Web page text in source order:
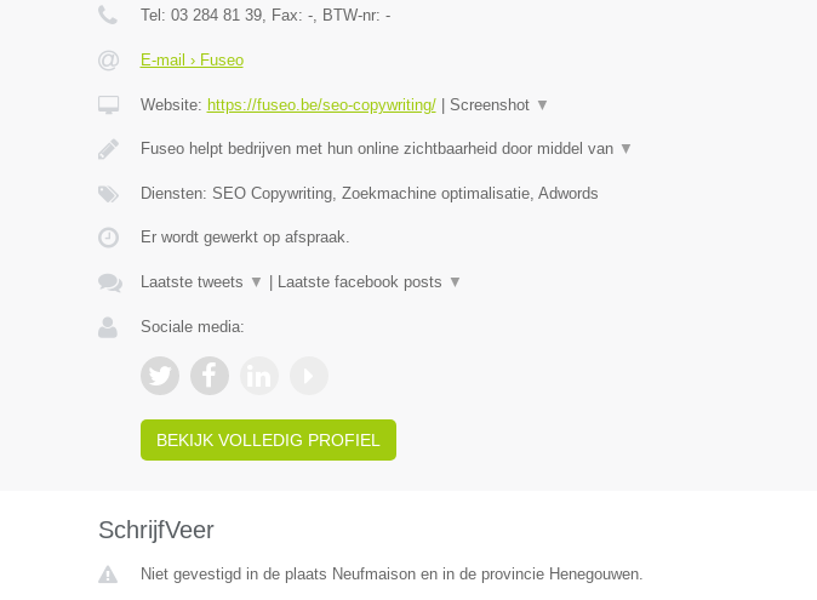
Tel: 03 284 81 39, Fax: -, BTW-nr: -
E-mail › Fuseo
Website: https://fuseo.be/seo-copywriting/| Screenshot ▼
Fuseo helpt bedrijven met hun online zichtbaarheid door middel van ▼
Diensten: SEO Copywriting, Zoekmachine optimalisatie, Adwords
Er wordt gewerkt op afspraak.
Laatste tweets ▼ Laatste facebook posts ▼
Sociale media:
BEKIJK VOLLEDIG PROFIEL
SchrijfVeer
Niet gevestigd in de plaats Neufmaison en in de provincie Henegouwen.